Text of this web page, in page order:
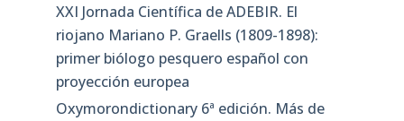
XXI Jornada Científica de ADEBIR. El
riojano Mariano P. Graells (1809-1898):
primer biólogo pesquero español con
proyección europea
Oxymorondictionary 6ª edición. Más de